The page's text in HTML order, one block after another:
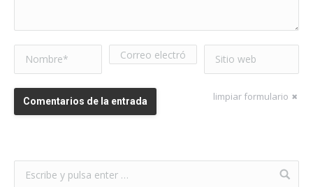
Nombre *
Correo electrónico
Sitio web
limpiar formulario
Comentarios de la entrada